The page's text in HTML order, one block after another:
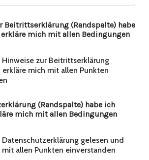
Beitrittserklärung (Randspalte) habe
mich mit allen Bedingungen
Hinweise zur Beitrittserklärung
erkläre mich mit allen Punkten
(Randspalte) habe ich
mich mit allen Bedingungen
gelesen und
mit allen Punkten einverstanden